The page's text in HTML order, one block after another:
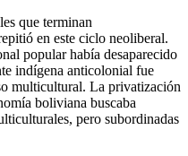
que terminan
en este ciclo neoliberal.
popular había desaparecido
indígena anticolonial fue
multicultural. La privatización
boliviana buscaba
pero subordinadas